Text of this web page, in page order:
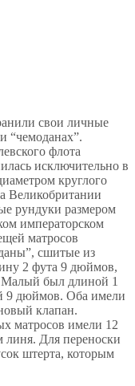
свои личные
“чемоданах”.
флота
исключительно в
круглого
Великобритании
рундуки размером
императорском
матросов
сшитые из
2 фута 9 дюймов,
был длиной 1
9 дюймов. Оба имели
клапан.
матросов имели 12
линя. Для переноски
штерта, которым